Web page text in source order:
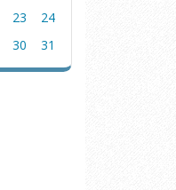
23
24
30 31